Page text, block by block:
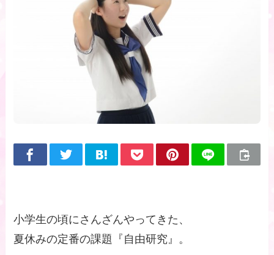
小学生の頃にさんざんやってきた、
夏休みの定番の課題『自由研究』。